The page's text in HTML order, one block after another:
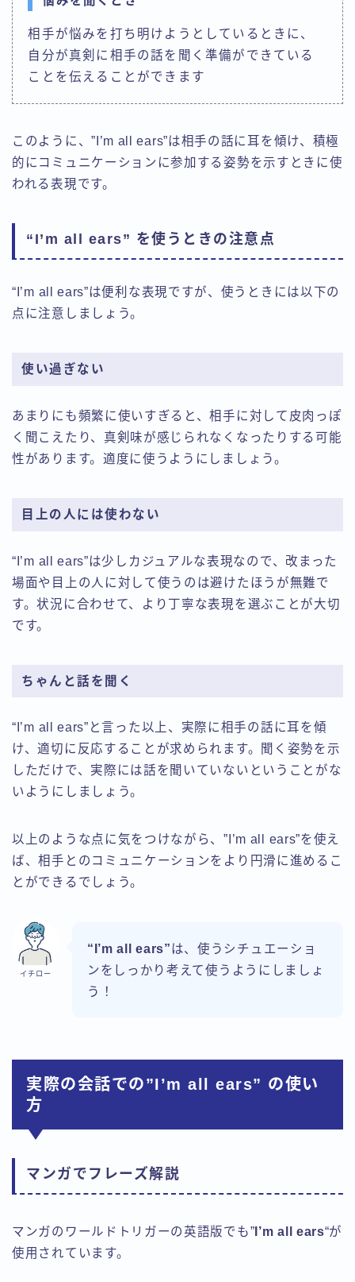
相手が悩みを打ち明けようとしているときに、
自分が真剣に相手の話を聞く準備ができている
ことを伝えることができます
このように、”I’m all ears”は相手の話に耳を傾け、積極
的にコミュニケーションに参加する姿勢を示すときに使
われる表現です。
“I’m all ears” を使うときの注意点
“I’m all ears”は便利な表現ですが、使うときには以下の
点に注意しましょう。
使い過ぎない
あまりにも頻繁に使いすぎると、相手に対して皮肉っぽ
く聞こえたり、真剣味が感じられなくなったりする可能
性があります。適度に使うようにしましょう。
目上の人には使わない
“I’m all ears”は少しカジュアルな表現なので、改まった
場面や目上の人に対して使うのは避けたほうが無難で
す。状況に合わせて、より丁寧な表現を選ぶことが大切
です。
ちゃんと話を聞く
“I’m all ears”と言った以上、実際に相手の話に耳を傾
け、適切に反応することが求められます。聞く姿勢を示
しただけで、実際には話を聞いていないということがな
いようにしましょう。
以上のような点に気をつけながら、”I’m all ears”を使え
ば、相手とのコミュニケーションをより円滑に進めるこ
とができるでしょう。
イチロー
“I’m all ears”は、使うシチュエーショ
ンをしっかり考えて使うようにしましょ
う！
実際の会話での”I’m all ears” の使い
方
マンガでフレーズ解説
マンガのワールドトリガーの英語版でも” I’m all ears“が
使用されています。